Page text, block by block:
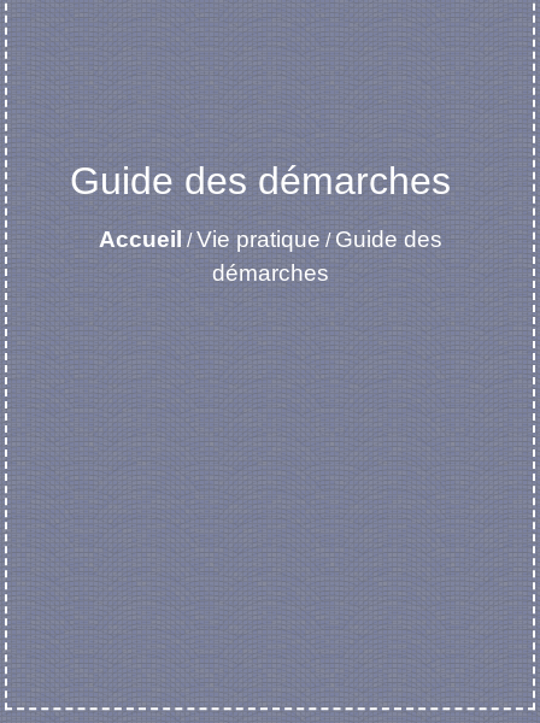
Guide des démarches
Accueil /Vie pratique / Guide des
démarches